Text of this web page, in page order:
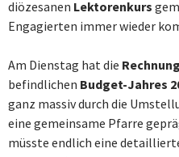
diözesanen Lektorenkurs
Engagierten immer wieder
Am Dienstag hat die
befindlichen Budget-Jahres
ganz massiv durch die
eine gemeinsame Pfarre
müsste endlich eine